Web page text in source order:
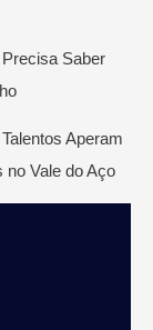
Saber
Aperam
no Vale do Aço